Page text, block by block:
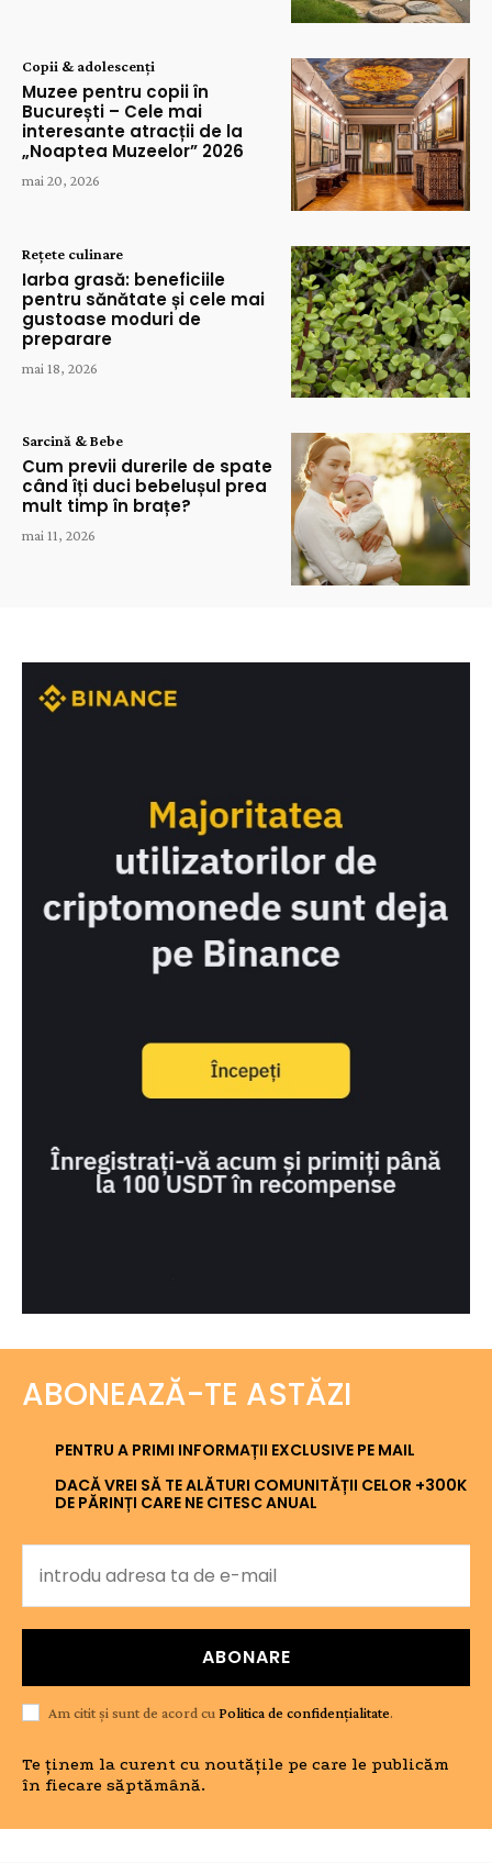
Copii & adolescenți
Muzee pentru copii în
București – Cele mai
interesante atracții de la
„Noaptea Muzeelor” 2026
mai 20, 2026
Rețete culinare
Iarba grasă: beneficiile
pentru sănătate și cele mai
gustoase moduri de
preparare
mai 18, 2026
Sarcină & Bebe
Cum previi durerile de spate
când îți duci bebelușul prea
mult timp în brațe?
mai 11, 2026
ABONEAZĂ-TE ASTĂZI
PENTRU A PRIMI INFORMAȚII EXCLUSIVE PE MAIL
DACĂ VREI SĂ TE ALĂTURI COMUNITĂȚII CELOR +300K
DE PĂRINȚI CARE NE CITESC ANUAL
ABONARE
Am citit și sunt de acord cu Politica de confidențialitate.
Te ținem la curent cu noutățile pe care le publicăm
în fiecare săptămână.